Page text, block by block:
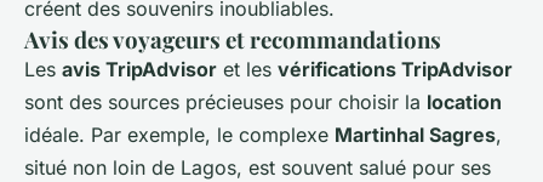
créent des souvenirs inoubliables.
Avis des voyageurs et recommandations
Les avis TripAdvisor et les vérifications TripAdvisor
sont des sources précieuses pour choisir la location
idéale. Par exemple, le complexe Martinhal Sagres,
situé non loin de Lagos, est souvent salué pour ses